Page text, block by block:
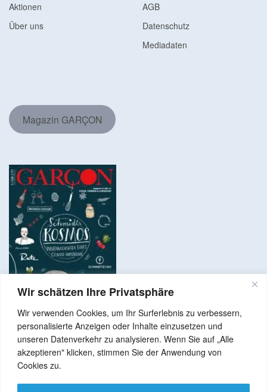
Wir schätzen Ihre Privatsphäre
Wir verwenden Cookies, um Ihr Surferlebnis zu verbessern,
personalisierte Anzeigen oder Inhalte einzusetzen und
unseren Datenverkehr zu analysieren. Wenn Sie auf „Alle
akzeptieren" klicken, stimmen Sie der Anwendung von
Cookies zu.
Aktionen
Über uns
AGB
Datenschutz
Mediadaten
Magazin GARÇON
Copyright © 2024 Alle Rechte vorbehalten. GenussNetzwerk.com